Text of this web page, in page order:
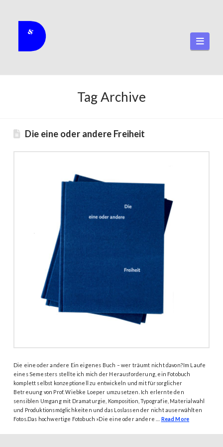
Tag Archive
Die eine oder andere Freiheit
Die eine oder andere Ein eigenes Buch – wer träumt nicht davon?Im Laufe
eines Semesters stellte ich mich der Herausforderung, ein Fotobuch
komplett selbst konzeptionell zu entwickeln und mit fürsorglicher
Betreuung von Prof. Wiebke Loeper umzusetzen. Ich erlernte den
sensiblen Umgang mit Dramaturgie, Komposition, Typografie, Materialwahl
und Produktionsmöglichkeiten und das Loslassen der nicht auserwählten
Fotos.Das hochwertige Fotobuch »Die eine oder andere … Read More